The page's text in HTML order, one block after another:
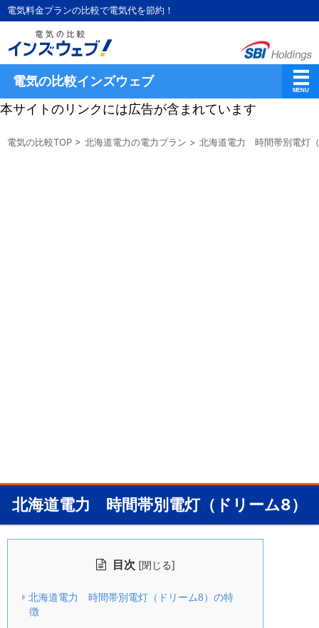
電気料金プランの比較で電気代を節約！
電気の比較インズウェブ
本サイトのリンクには広告が含まれています
電気の比較TOP > 北海道電力の電力プラン > 北海道電力 時間帯別電灯
北海道電力 時間帯別電灯（ドリーム8）
目次 [閉じる]
北海道電力 時間帯別電灯（ドリーム8）の特
徴